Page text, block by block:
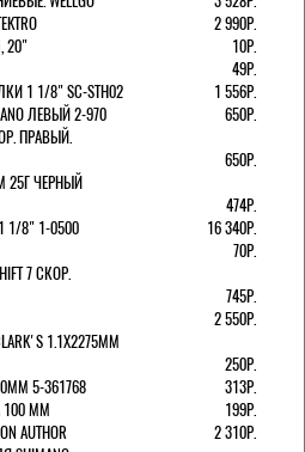
2 990Р.
20"
10Р.
49Р.
1 1/8" SC-STH02
1 556Р.
ЛЕВЫЙ 2-970
650Р.
ПРАВЫЙ.
650Р.
25Г ЧЕРНЫЙ
474Р.
1/8" 1-0500
16 340Р.
70Р.
7 СКОР.
745Р.
2 550Р.
1.1Х2275ММ
250Р.
5-361768
313Р.
100 ММ
199Р.
AUTHOR
2 310Р.